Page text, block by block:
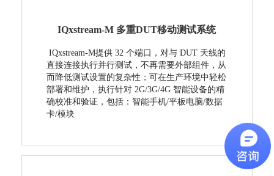
IQxstream-M 多重DUT移动测试系统
IQxstream-M提供 32 个端口，对与 DUT 天线的
直接连接执行并行测试，不再需要外部组件，从
而降低测试设置的复杂性；可在生产环境中轻松
部署和维护，执行针对 2G/3G/4G 智能设备的精
确校准和验证，包括：智能手机/平板电脑/数据
卡/模块